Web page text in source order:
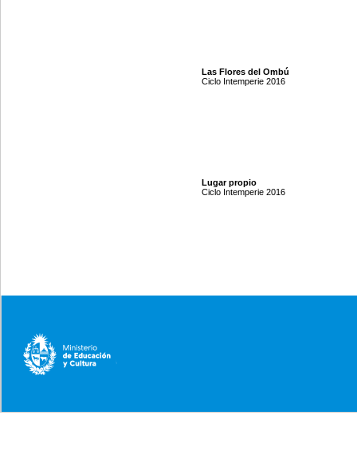
Las Flores del Ombú
Ciclo Intemperie 2016
Lugar propio
Ciclo Intemperie 2016